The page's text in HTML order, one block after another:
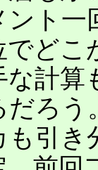
ント一
でど
な計
だろう
引き